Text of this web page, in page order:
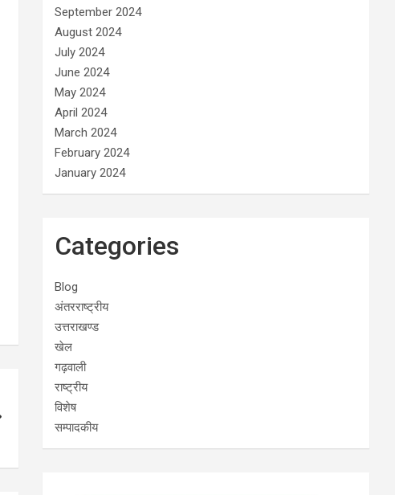
September 2024
August 2024
July 2024
June 2024
May 2024
April 2024
March 2024
February 2024
January 2024
Categories
Blog
अंतरराष्ट्रीय
उत्तराखण्ड
खेल
गढ़वाली
राष्ट्रीय
विशेष
सम्पादकीय